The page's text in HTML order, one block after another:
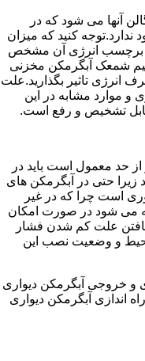
آنها می شود که در
کنید که میزان
برچسب انرژی آن مشخص
شمعک آبگرمکن مخزنی
انرژی تاثیر بگذارید.علت
موارد مشابه در این
قابل تشخیص و رفع است.
حد معمول است باید در
زیرا حتی در آبگرمکن های
است چرا که در غیر
می شود در صورت امکان
علت کم شدن فشار
و وضعیت نصب این
و خروجی آبگرمکن دیواری
اندازی آبگرمکن دیواری